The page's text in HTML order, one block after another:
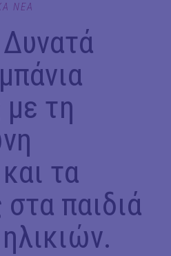
ΝΕΑ
με τη
τα
παιδιά